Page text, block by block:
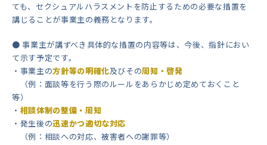
ても、セクシュアルハラスメントを防止するための必要な措置を
講じることが事業主の義務となります。
● 事業主が講ずべき具体的な措置の内容等は、今後、指針におい
て示す予定です。
・事業主の方針等の明確化及びその周知・啓発
（例：面談等を行う際のルールをあらかじめ定めておくこと
等）
・ 相談体制の整備・周知
・発生後の迅速かつ適切な対応
（例：相談への対応、被害者への謝罪等）